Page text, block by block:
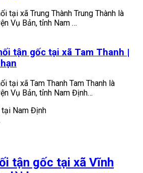
tại xã Trung Thành Trung Thành là
Vụ Bản, tỉnh Nam …
tận gốc tại xã Tam Thanh |
tại xã Tam Thanh Tam Thanh là
Vụ Bản, tỉnh Nam Định…
Nam Định
tận gốc tại xã Vĩnh